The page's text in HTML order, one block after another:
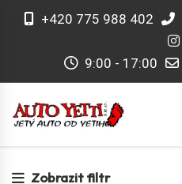
+420 775 988 402
9:00 - 17:00
Zobrazit filtr